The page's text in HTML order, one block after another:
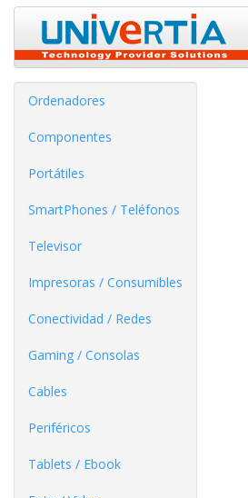
Ordenadores
Componentes
Portátiles
SmartPhones / Teléfonos
Televisor
Impresoras / Consumibles
Conectividad / Redes
Gaming / Consolas
Cables
Periféricos
Tablets / Ebook